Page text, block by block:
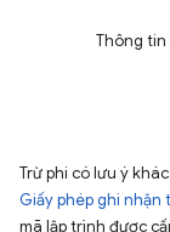
Thông tin
Trừ phi có lưu ý
Giấy phép ghi
mã lập trình được